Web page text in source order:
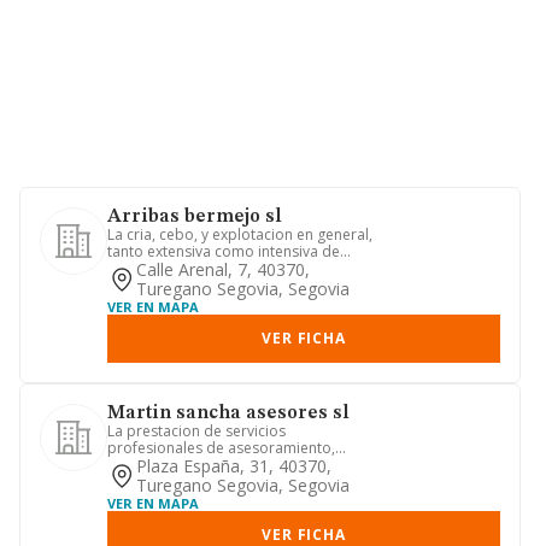
Arribas bermejo sl
La cria, cebo, y explotacion en general,
tanto extensiva como intensiva de
ganado bovino.-la produc...
Calle Arenal, 7, 40370,
Turegano Segovia, Segovia
VER EN MAPA
VER FICHA
Martin sancha asesores sl
La prestacion de servicios
profesionales de asesoramiento,
auditoria, consulting, asi como la
elabo...
Plaza España, 31, 40370,
Turegano Segovia, Segovia
VER EN MAPA
VER FICHA